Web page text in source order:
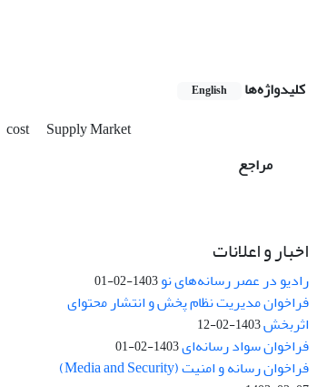
کلیدواژه‌ها English
cost
Supply Market
مراجع
اخبار و اعلانات
رادیو در عصر رسانه‌های نو1403-02-01
فراخوان مدیریت نظام پخش و انتشار محتوای
اثربخش1403-02-12
فراخوان سواد رسانه‌ای1403-02-01
فراخوان رسانه و امنیت (Media and Security)